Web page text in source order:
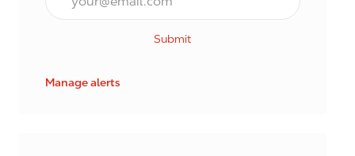
Submit
Manage alerts